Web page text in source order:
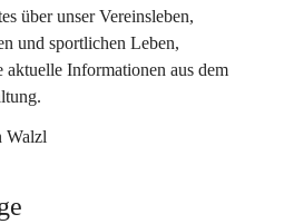
über unser Vereinsleben,
und sportlichen Leben,
aktuelle Informationen aus dem
Walzl